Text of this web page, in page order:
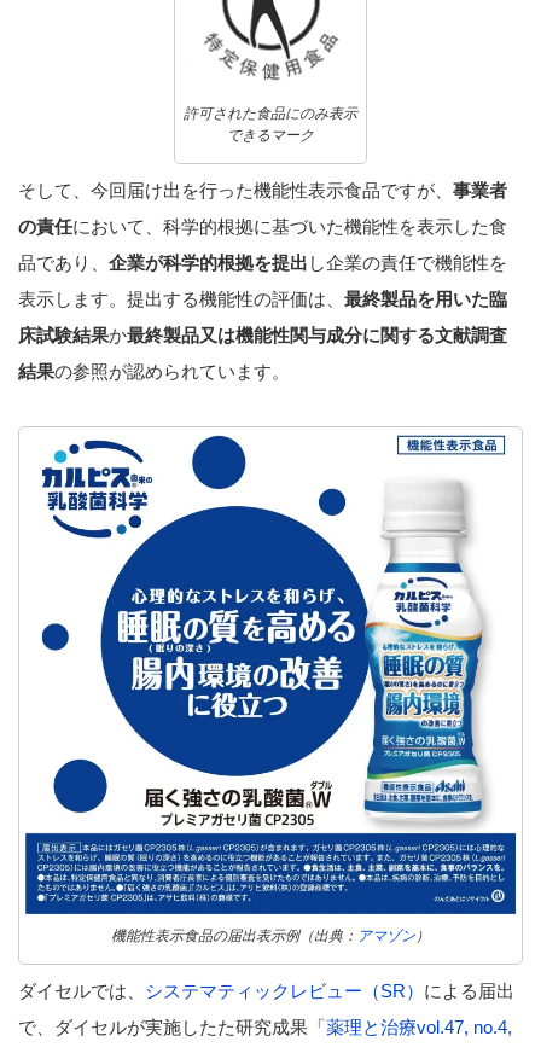
許可された食品にのみ表示
できるマーク
そして、今回届け出を行った機能性表示食品ですが、 事業者
の責任において、科学的根拠に基づいた機能性を表示した食
品であり、 企業が科学的根拠を提出 し企業の責任で機能性を
表示します。提出する機能性の評価は、 最終製品を用いた臨
床試験結果か最終製品又は機能性関与成分に関する文献調査
結果の参照が認められています。
機能性表示食品の届出表示例（出典： アマゾン ）
ダイセルでは、 システマティックレビュー（SR） による届出
で、ダイセルが実施したた研究成果「薬理と治療vol.47, no.4,